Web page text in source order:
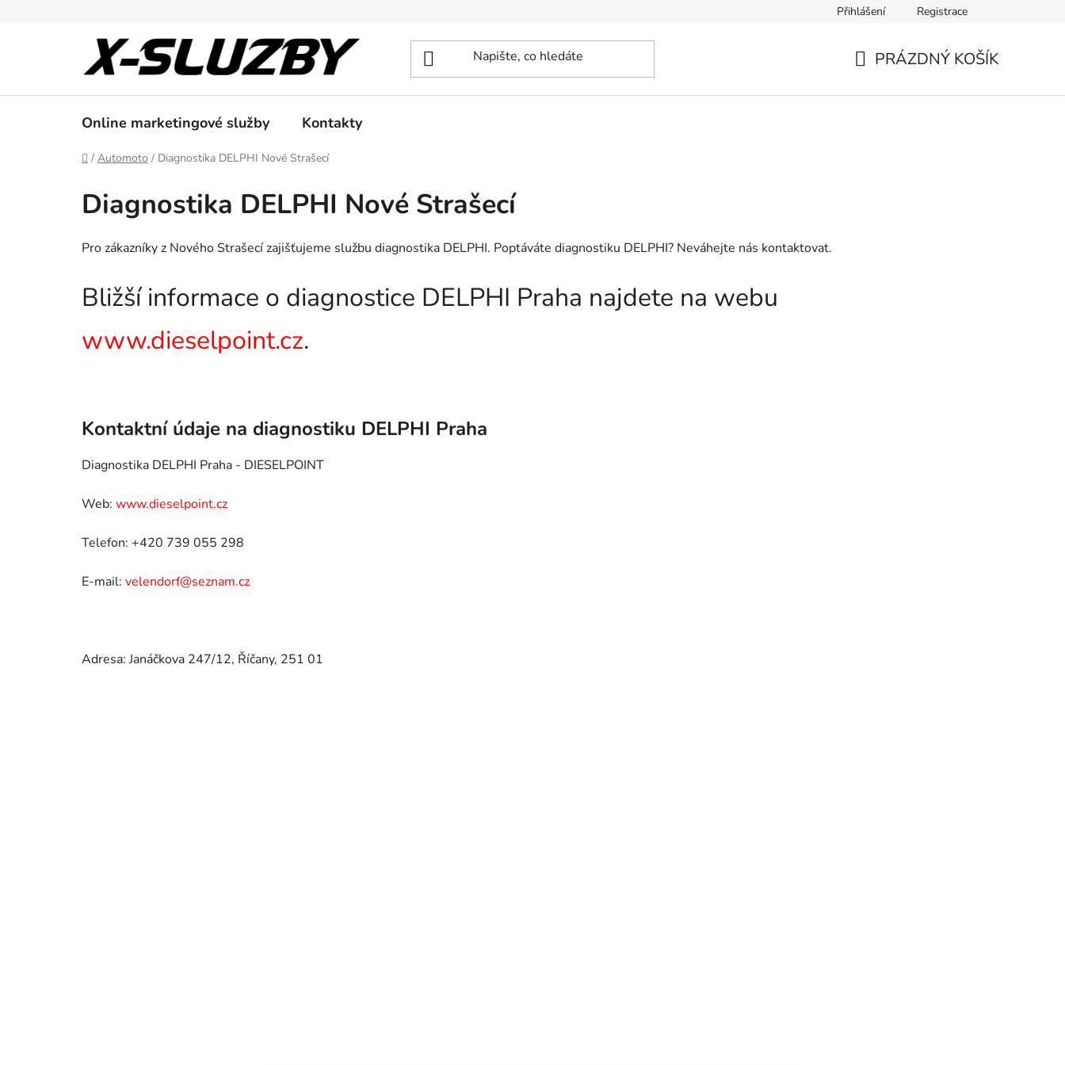
Přihlášení Registrace
PRÁZDNÝ KOŠÍK
Online marketingové služby Kontakty
Domů
/ Automoto / Diagnostika DELPHI Nové Strašecí
Diagnostika DELPHI Nové Strašecí
Pro zákazníky z Nového Strašecí zajišťujeme službu diagnostika DELPHI. Poptáváte diagnostiku DELPHI? Neváhejte nás kontaktovat.
Bližší informace o diagnostice DELPHI Praha najdete na webu
www.dieselpoint.cz.
Kontaktní údaje na diagnostiku DELPHI Praha
Diagnostika DELPHI Praha - DIESELPOINT
Web: www.dieselpoint.cz
Telefon: +420 739 055 298
E-mail: velendorf@seznam.cz
Adresa: Janáčkova 247/12, Říčany, 251 01